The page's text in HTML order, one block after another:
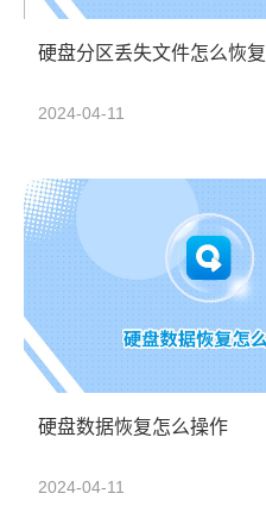
硬盘分区丢失文件怎么恢复
2024-04-11
硬盘数据恢复怎么操作
2024-04-11